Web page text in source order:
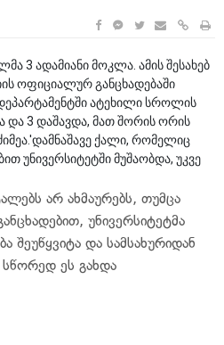
3 ადამიანი მოკლა. ამის შესახებ
ოფიციალურ განცხადებაში
ატეხილი სროლის
და 3 დაშავდა, მათ შორის ორის
ქალი, რომელიც
უნივერსიტეტში მუშაობდა, უკვე
არ ახმაურებს, თუმცა
უნივერსიტეტმა
შეუწყვიტა და სამსახურიდან
ეს გახდა